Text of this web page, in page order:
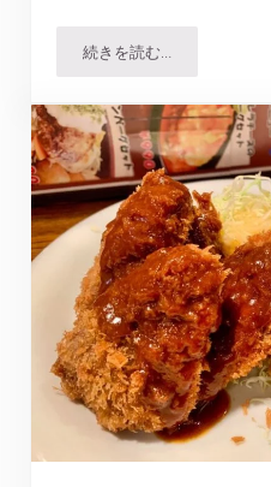
続きを読む…グリル一平の二大